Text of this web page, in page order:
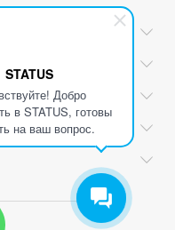
STATUS
Добро
в STATUS, готовы
на ваш вопрос.